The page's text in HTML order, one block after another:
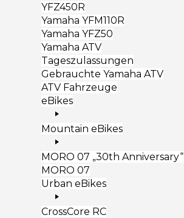
YFZ450R
Yamaha YFM110R
Yamaha YFZ50
Yamaha ATV
Tageszulassungen
Gebrauchte Yamaha ATV
ATV Fahrzeuge
eBikes
Mountain eBikes
MORO 07 „30th Anniversary“
MORO 07
Urban eBikes
CrossCore RC